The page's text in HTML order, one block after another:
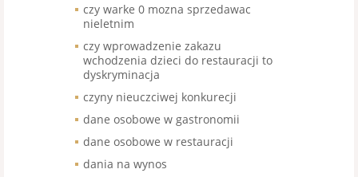
czy warke 0 mozna sprzedawac
nieletnim
czy wprowadzenie zakazu
wchodzenia dzieci do restauracji to
dyskryminacja
czyny nieuczciwej konkurecji
dane osobowe w gastronomii
dane osobowe w restauracji
dania na wynos